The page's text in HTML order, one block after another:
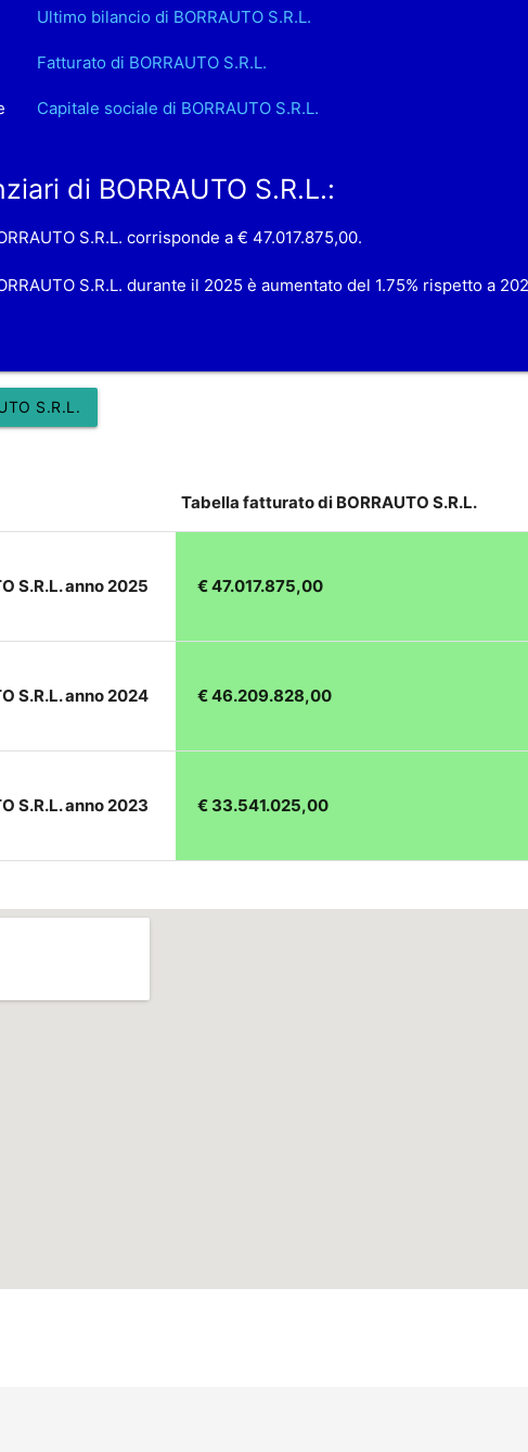
Ultimo bilancio di BORRAUTO S.R.L.
Fatturato di BORRAUTO S.R.L.
Capitale sociale di BORRAUTO S.R.L.
di BORRAUTO S.R.L.:
S.R.L. corrisponde a € 47.017.875,00.
S.R.L. durante il 2025 è aumentato del 1.75% rispetto a
S.R.L.
Tabella fatturato di BORRAUTO S.R.L.
S.R.L. anno 2025 € 47.017.875,00
S.R.L. anno 2024 € 46.209.828,00
S.R.L. anno 2023 € 33.541.025,00